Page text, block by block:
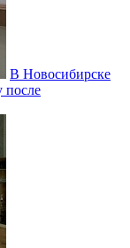
В Новосибирске
после